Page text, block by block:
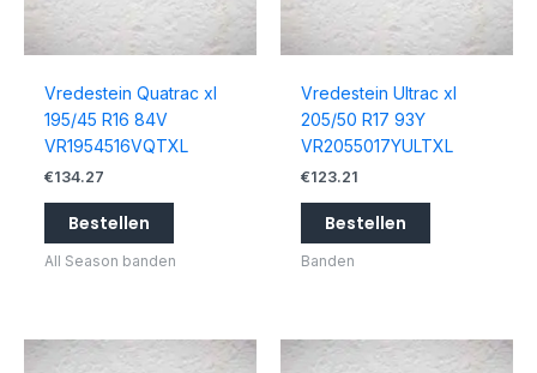
Vredestein Quatrac xl
195/45 R16 84V
VR1954516VQTXL
€134.27
Bestellen
All Season banden
Vredestein Ultrac xl
205/50 R17 93Y
VR2055017YULTXL
€123.21
Bestellen
Banden